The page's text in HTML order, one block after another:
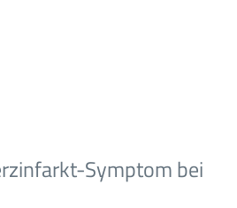
Symptom bei